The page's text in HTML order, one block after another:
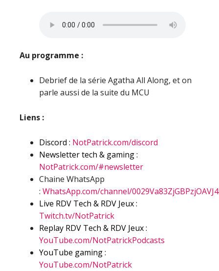
Au programme :
Debrief de la série Agatha All Along, et on
parle aussi de la suite du MCU
Liens :
Discord : NotPatrick.com/discord
Newsletter tech & gaming :
NotPatrick.com/#newsletter
Chaine WhatsApp
: WhatsApp.com/channel/
Live RDV Tech & RDV Jeux :
Twitch.tv/NotPatrick
Replay RDV Tech & RDV Jeux :
YouTube.com/NotPatrickPodcasts
YouTube gaming :
YouTube.com/NotPatrick